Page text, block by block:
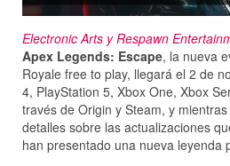
Electronic Arts y Respawn
Apex Legends: Escape, la nueva
Royale free to play, llegará el 2 de
4, PlayStation 5, Xbox One, Xbox
través de Origin y Steam, y
detalles sobre las actualizaciones
han presentado una nueva leyenda